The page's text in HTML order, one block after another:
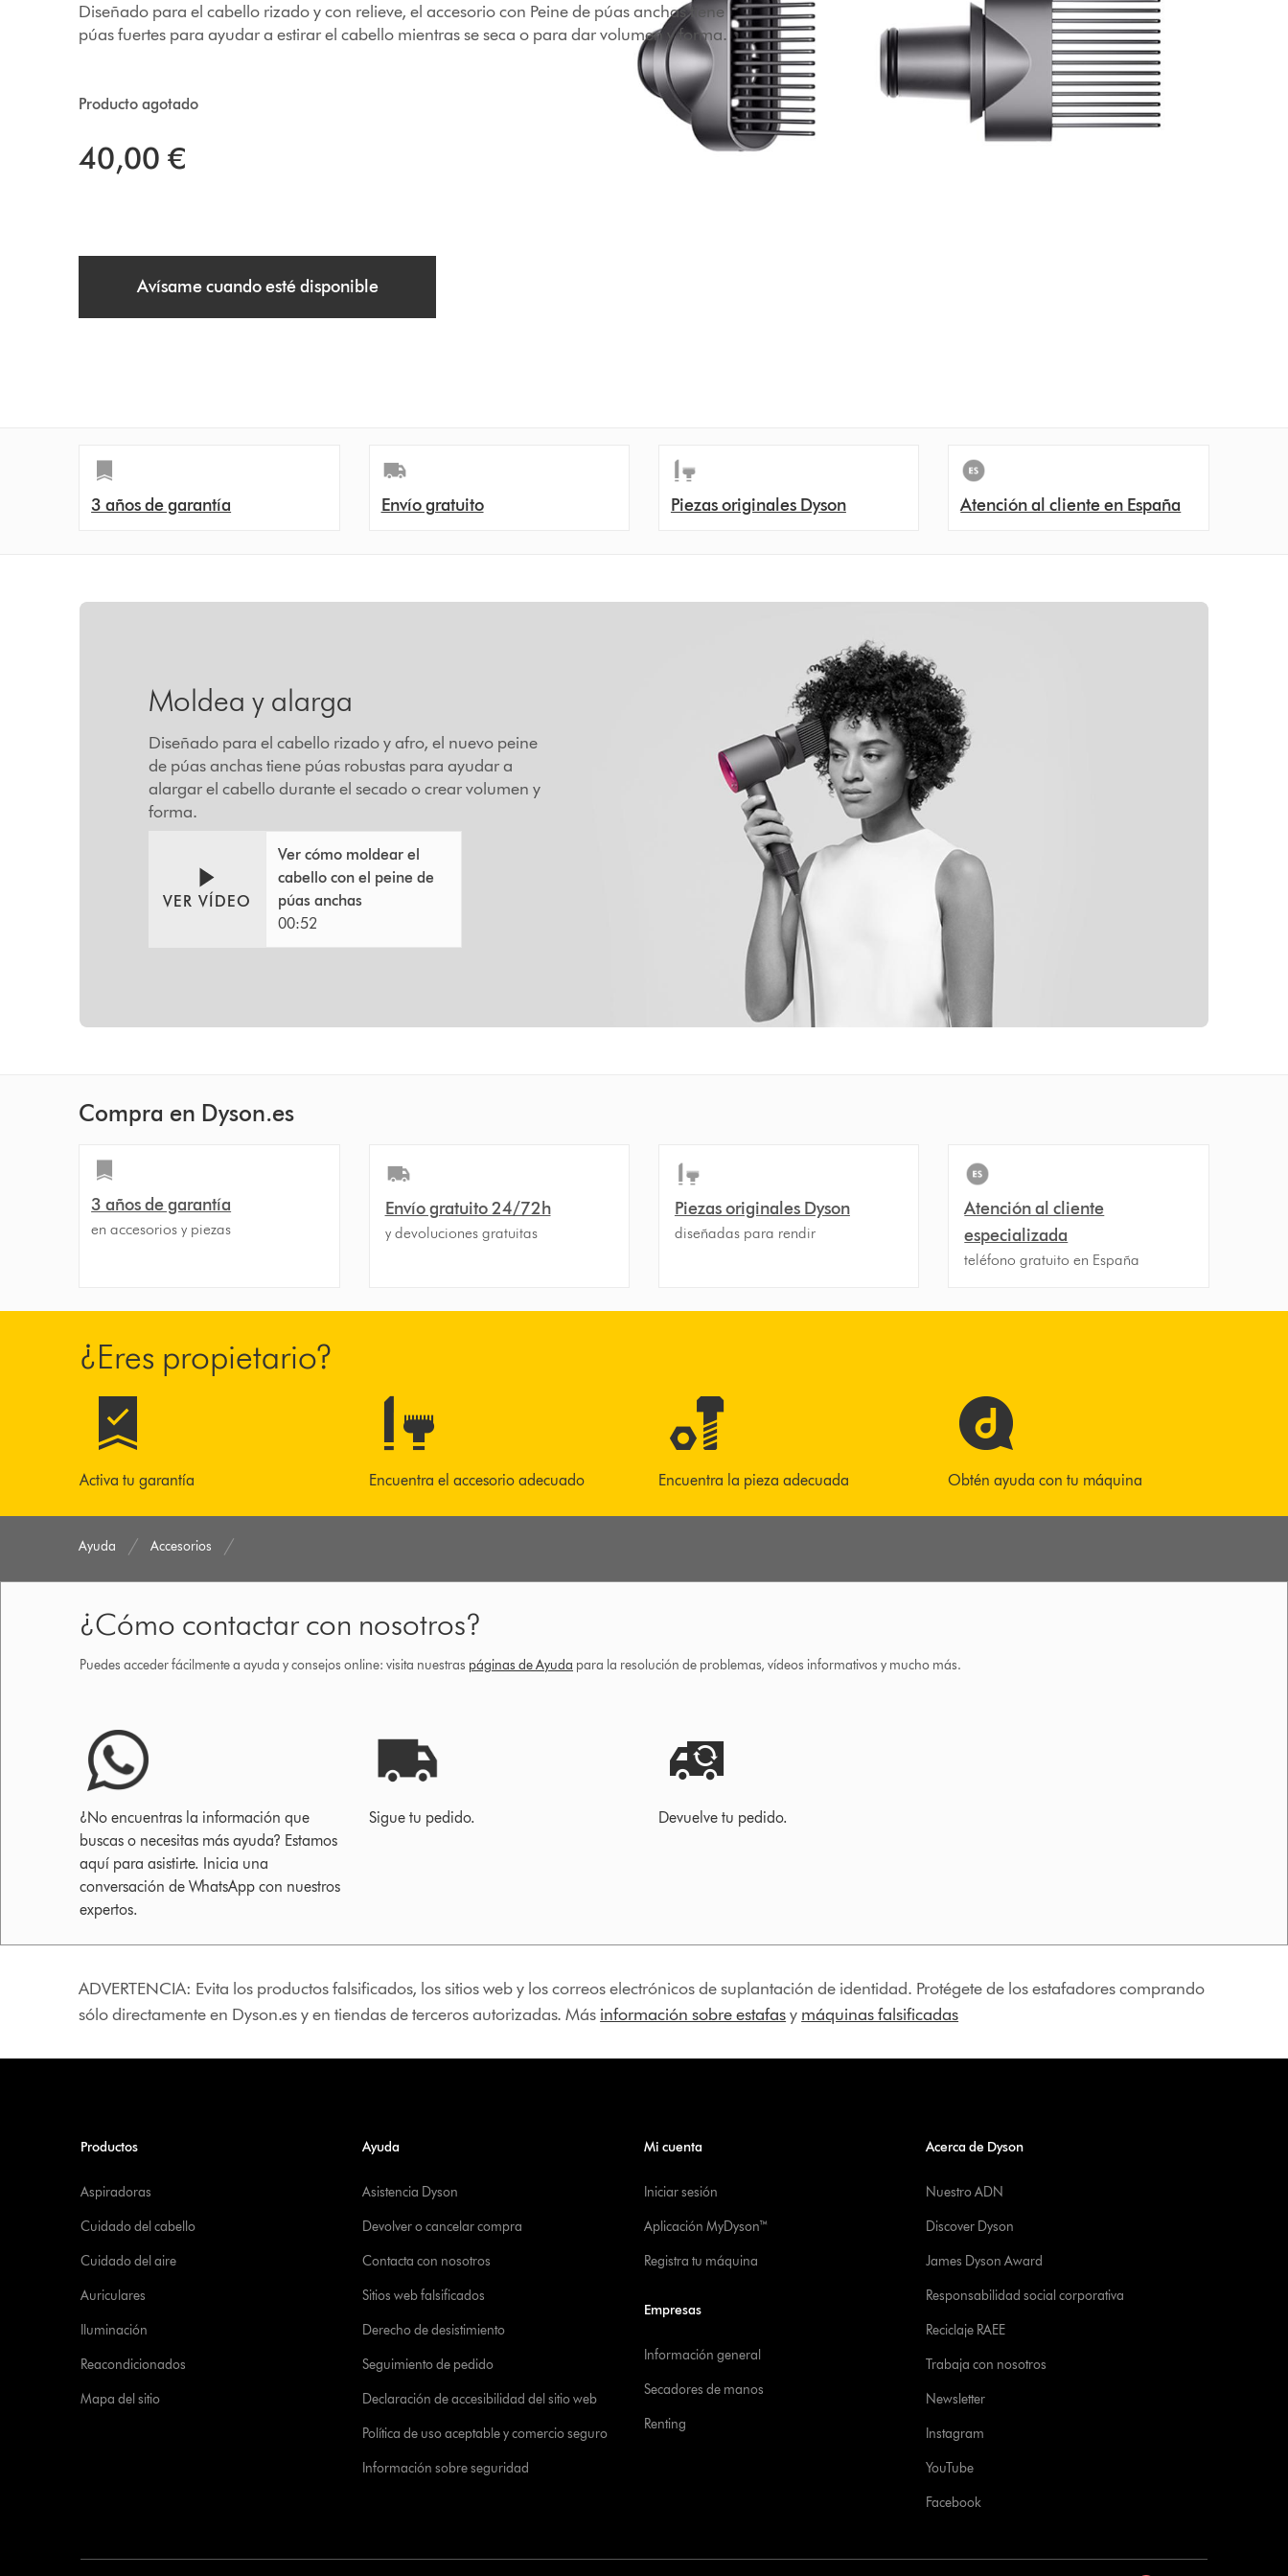
Diseñado para el cabello rizado y con relieve, el accesorio con Peine de púas anchas tiene
púas fuertes para ayudar a estirar el cabello mientras se seca o para dar volumen y forma.
Producto agotado
40,00 €
Avísame cuando esté disponible
3 años de garantía Envío gratuito Piezas originales Dyson Atención al cliente en España
Moldea y alarga
Diseñado para el cabello rizado y afro, el nuevo peine
de púas anchas tiene púas robustas para ayudar a
alargar el cabello durante el secado o crear volumen y
forma.
VER VÍDEO
Ver cómo moldear el
cabello con el peine de
púas anchas
00:52
Compra en Dyson.es
3 años de garantía
en accesorios y piezas
Envío gratuito 24/72h
y devoluciones gratuitas
Piezas originales Dyson
diseñadas para rendir
Atención al cliente
especializada
teléfono gratuito en España
¿Eres propietario?
Activa tu garantía Encuentra el accesorio adecuado Encuentra la pieza adecuada Obtén ayuda con tu máquina
Ayuda Accesorios
¿Cómo contactar con nosotros?
Puedes acceder fácilmente a ayuda y consejos online: visita nuestras páginas de Ayuda para la resolución de problemas, vídeos informativos y mucho más.
¿No encuentras la información que
buscas o necesitas más ayuda? Estamos
aquí para asistirte. Inicia una
conversación de WhatsApp con nuestros
expertos.
Sigue tu pedido. Devuelve tu pedido.
ADVERTENCIA: Evita los productos falsificados, los sitios web y los correos electrónicos de suplantación de identidad. Protégete de los estafadores comprando
sólo directamente en Dyson.es y en tiendas de terceros autorizadas. Más información sobre estafasy máquinas falsificadas
Productos
Aspiradoras
Cuidado del cabello
Cuidado del aire
Auriculares
Iluminación
Reacondicionados
Mapa del sitio
Ayuda
Asistencia Dyson
Devolver o cancelar compra
Contacta con nosotros
Sitios web falsificados
Derecho de desistimiento
Seguimiento de pedido
Declaración de accesibilidad del sitio web
Política de uso aceptable y comercio seguro
Información sobre seguridad
Mi cuenta
Iniciar sesión
Aplicación MyDyson™
Registra tu máquina
Empresas
Información general
Secadores de manos
Renting
Acerca de Dyson
Nuestro ADN
Discover Dyson
James Dyson Award
Responsabilidad social corporativa
Reciclaje RAEE
Trabaja con nosotros
Newsletter
Instagram
YouTube
Facebook